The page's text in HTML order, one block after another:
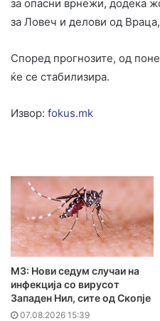
за опасни врнежи, додека
за Ловеч и делови од
Според прогнозите, од
ќе се стабилизира.
Извор: fokus.mk
МЗ: Нови седум случаи на
инфекција со вирусот
Западен Нил, сите од Скопје
07.08.2026 15:39